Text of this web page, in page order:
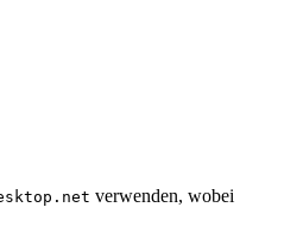
verwenden, wobei